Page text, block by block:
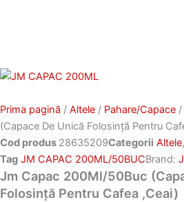
Prima pagină / Altele / Pahare/Capace /
(Capace De Unică Folosință Pentru
Cod produs 28635209Categorii Altele,
Tag JM CAPAC 200ML/50BUCBrand:
Jm Capac 200Ml/50Buc
Folosință Pentru Cafea ,Ceai)